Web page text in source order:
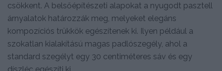
csökkent. A belsőépítészeti alapokat a nyugodt pasztell
árnyalatok határozzák meg, melyeket elegáns
kompozíciós trükkök egészítenek ki. Ilyen például a
szokatlan kialakítású magas padlószegély, ahol a
standard szegélyt egy 30 centiméteres sáv és egy
díszléc egészíti ki.